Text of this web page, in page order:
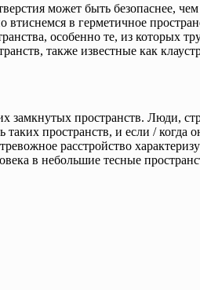
может быть безопаснее, чем
в герметичное
особенно те, из которых
также известные как
замкнутых пространств. Люди,
таких пространств, и если / когда
расстройство
в небольшие тесные